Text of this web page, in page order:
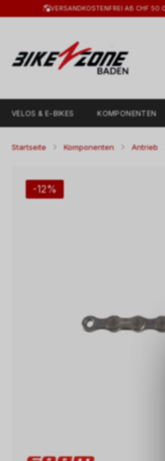
VERSANDKOSTENFREI AB CHF
VELOS & E-BIKES KOMPONENTEN
Startseite Komponenten Antrieb
-12%